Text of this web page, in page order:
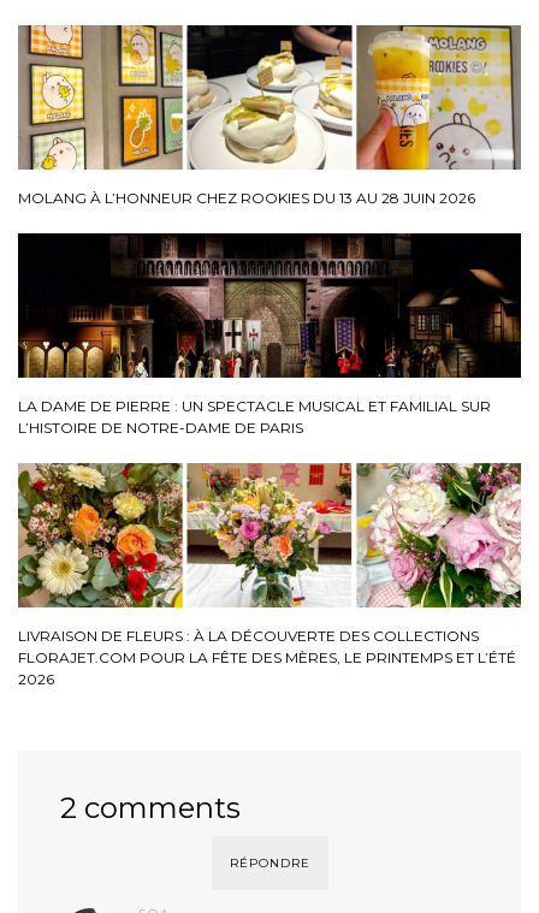
MOLANG À L’HONNEUR CHEZ ROOKIES DU 13 AU 28 JUIN 2026
LA DAME DE PIERRE : UN SPECTACLE MUSICAL ET FAMILIAL SUR
L’HISTOIRE DE NOTRE-DAME DE PARIS
LIVRAISON DE FLEURS : À LA DÉCOUVERTE DES COLLECTIONS
FLORAJET.COM POUR LA FÊTE DES MÈRES, LE PRINTEMPS ET L’ÉTÉ
2026
2 comments
RÉPONDRE